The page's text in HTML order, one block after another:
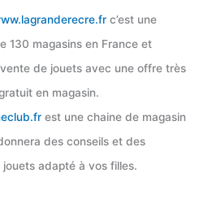
c’est une
130 magasins en France et
de jouets avec une offre très
en magasin.
est une chaine de magasin
des conseils et des
adapté à vos filles.